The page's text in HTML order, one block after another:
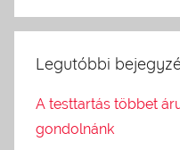
Legutóbbi
A testtartás többet
gondolnánk